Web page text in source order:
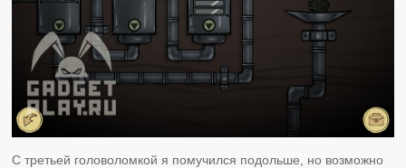
С третьей головоломкой я помучился подольше, но возможно